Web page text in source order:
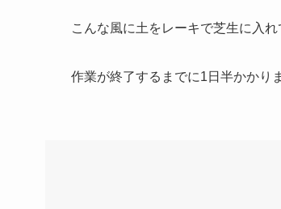
こんな風に土をレーキで芝生に入
作業が終了するまでに1日半かかり